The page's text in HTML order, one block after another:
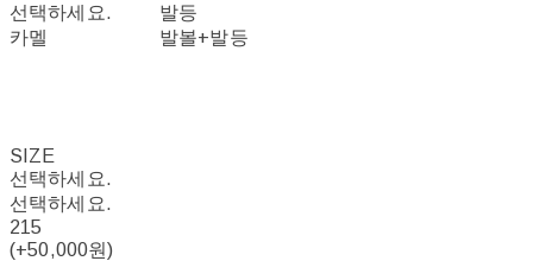
선택하세요.
카멜
발등
발볼+발등
SIZE
선택하세요.
선택하세요.
215
(+50,000원)